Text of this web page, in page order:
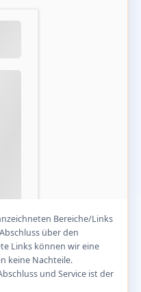
Bereiche/Links
über den
Links können wir eine
keine Nachteile.
und Service ist der